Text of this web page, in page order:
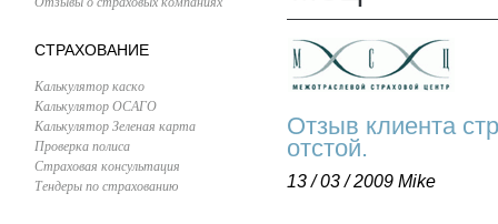
СТРАХОВАНИЕ
Калькулятор каско
Калькулятор ОСАГО
Калькулятор Зеленая карта
Проверка полиса
Страховая консультация
Тендеры по страхованию
Отзыв клиента
отстой.
13 / 03 / 2009 Mike